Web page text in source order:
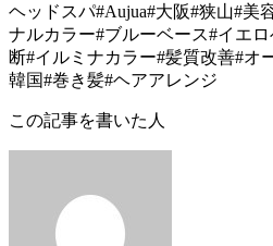
ヘッドスパ#Aujua#大阪#狭山#美
ナルカラー#ブルーベース#イエ
断#イルミナカラー#髪質改善#オ
韓国#巻き髪#ヘアアレンジ
この記事を書いた人